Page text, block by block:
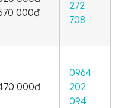
000đ
272
708
000đ
0964
202
094